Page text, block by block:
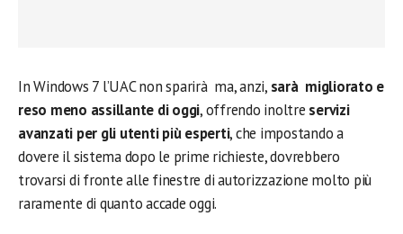
In Windows 7 l’UAC non sparirà ma, anzi, sarà migliorato e
reso meno assillante di oggi, offrendo inoltre servizi
avanzati per gli utenti più esperti, che impostando a
dovere il sistema dopo le prime richieste, dovrebbero
trovarsi di fronte alle finestre di autorizzazione molto più
raramente di quanto accade oggi.